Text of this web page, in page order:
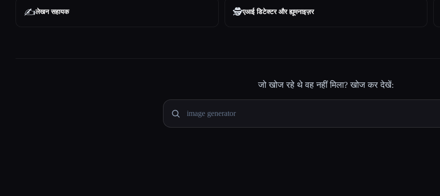
✍️लेखन सहायक 🕵️एआई डिटेक्टर और ह्यूमनाइज़र
जो खोज रहे थे वह नहीं मिला? खोज कर देखें: